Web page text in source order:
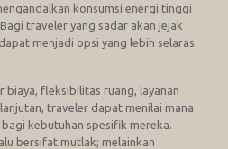
konsumsi energi tinggi
traveler yang sadar akan jejak
menjadi opsi yang lebih selaras
biaya, fleksibilitas ruang, layanan
traveler dapat menilai mana
kebutuhan spesifik mereka.
bersifat mutlak; melainkan